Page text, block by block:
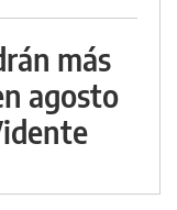
más
agosto